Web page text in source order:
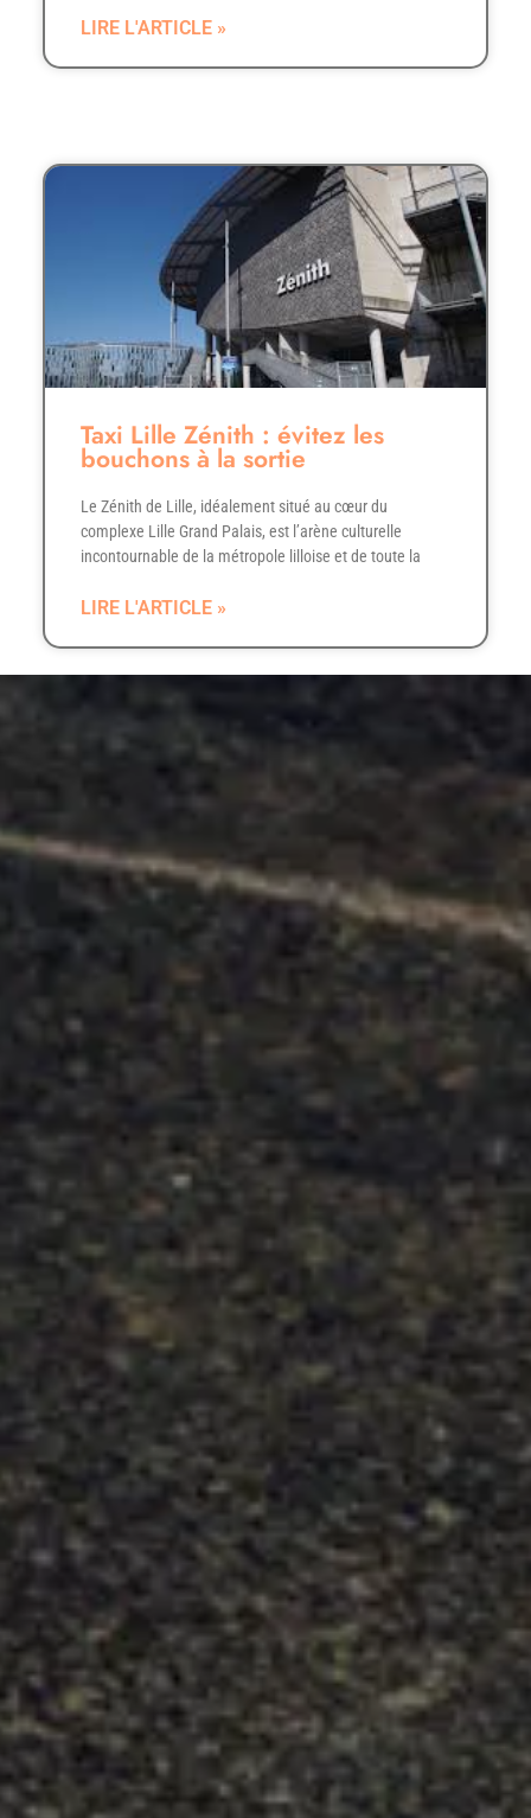
LIRE L'ARTICLE »
Taxi Lille Zénith : évitez les
bouchons à la sortie
Le Zénith de Lille, idéalement situé au cœur du
complexe Lille Grand Palais, est l’arène culturelle
incontournable de la métropole lilloise et de toute la
LIRE L'ARTICLE »